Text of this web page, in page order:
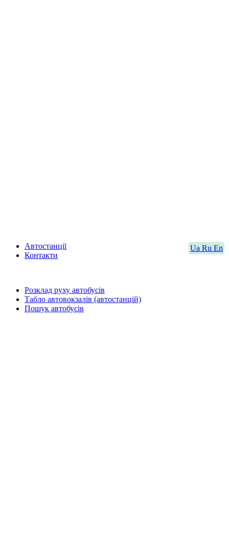
Ua Ru En
Автостанції
Контакти
Розклад руху автобусів
Табло автовокзалів (автостанцій)
Пошук автобусів